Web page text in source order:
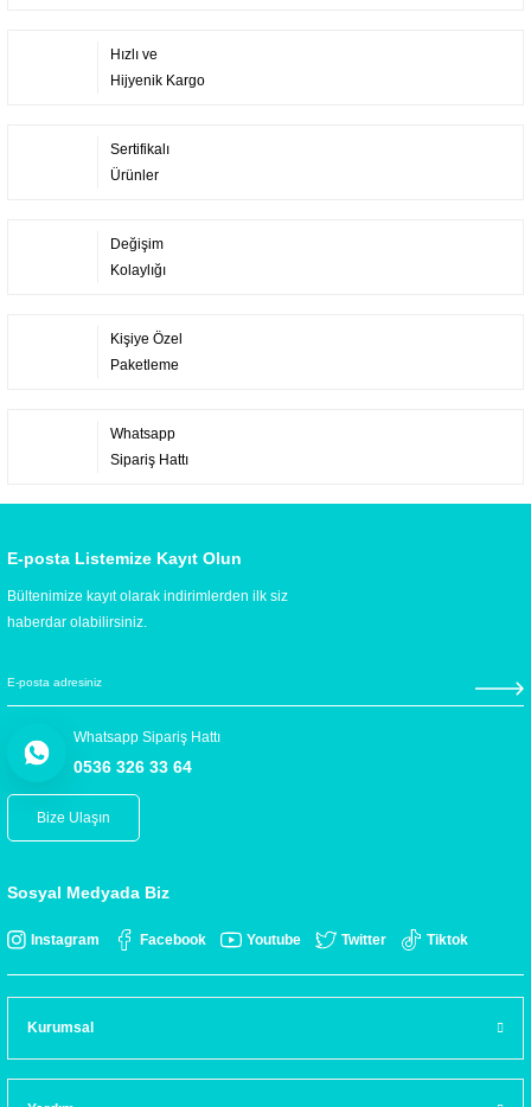
Hızlı ve
Hijyenik Kargo
Sertifikalı
Ürünler
Değişim
Kolaylığı
Kişiye Özel
Paketleme
Whatsapp
Sipariş Hattı
E-posta Listemize Kayıt Olun
Bültenimize kayıt olarak indirimlerden ilk siz
haberdar olabilirsiniz.
Whatsapp Sipariş Hattı
0536 326 33 64
Bize Ulaşın
Sosyal Medyada Biz
Instagram Facebook Youtube Twitter Tiktok
Kurumsal